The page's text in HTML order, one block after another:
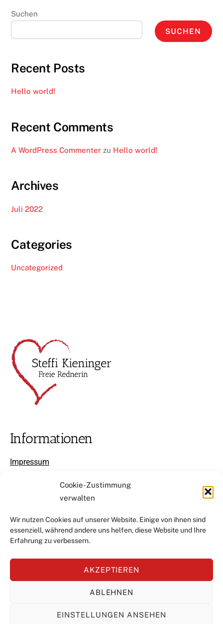
Cookie-Zustimmung
verwalten
Wir nutzen Cookies auf unserer Website. Einige von ihnen sind
essenziell, während andere uns helfen, diese Website und Ihre
Erfahrung zu verbessern.
AKZEPTIEREN
ABLEHNEN
EINSTELLUNGEN ANSEHEN
Suchen
SUCHEN
Recent Posts
Hello world!
Recent Comments
A WordPress Commenter zu Hello world!
Archives
Juli 2022
Categories
Uncategorized
Informationen
Impressum
Datenschutzerklärung
Kontakt
info@steffi-kieninger.de
+4915739350608